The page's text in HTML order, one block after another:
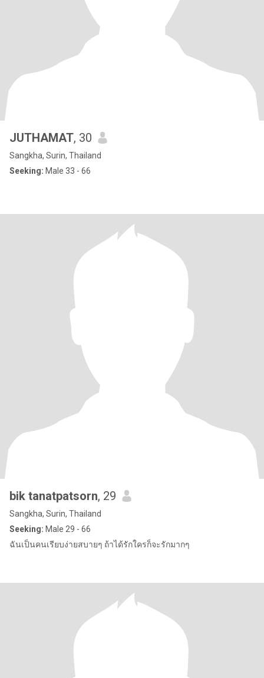
JUTHAMAT, 30
Sangkha, Surin, Thailand
Seeking: Male 33 - 66
bik tanatpatsorn, 29
Sangkha, Surin, Thailand
Seeking: Male 29 - 66
ฉันเป็นคนเรียบง่ายสบายๆ ถ้าได้รักใครก็จะรักมากๆ